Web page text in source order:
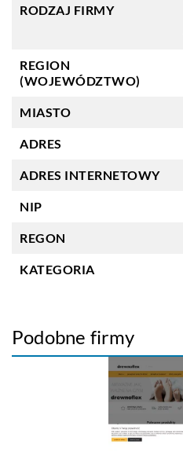
RODZAJ FIRMY
REGION
(WOJEWÓDZTWO)
MIASTO
ADRES
ADRES INTERNETOWY
NIP
REGON
KATEGORIA
Podobne firmy